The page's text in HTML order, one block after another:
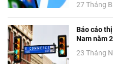
27 Tháng
Báo cáo
Nam năm
23 Tháng